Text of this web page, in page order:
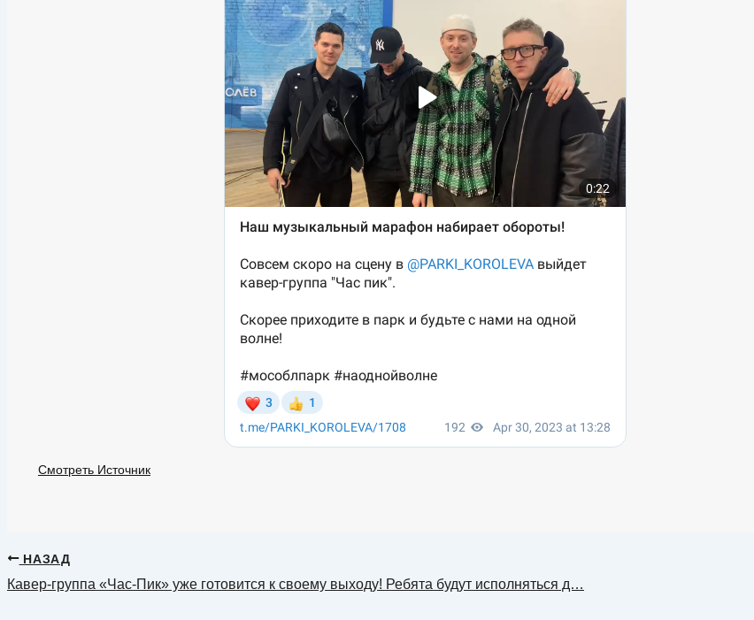
Смотреть Источник
НАЗАД
Кавер-группа «Час-Пик» уже готовится к своему выходу! Ребята будут исполняться д…